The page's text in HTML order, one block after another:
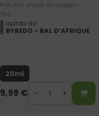
Profumo unisex da viaggio –
758
Ispirato da:
BYREDO - BAL D’AFRIQUE
20ml
9,99 €